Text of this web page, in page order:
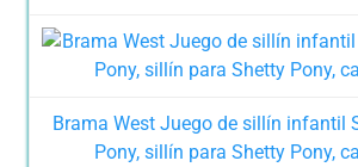
Brama West Juego de sillín infantil
Pony, sillín para Shetty Pony,